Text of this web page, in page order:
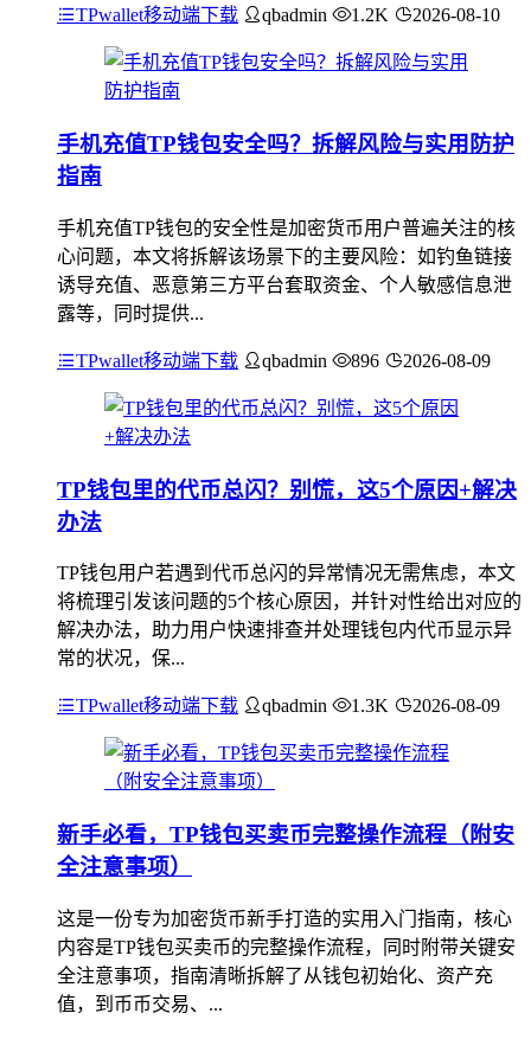
TPwallet移动端下载 qbadmin 1.2K 2026-08-10
手机充值TP钱包安全吗？拆解风险与实用防护
指南
手机充值TP钱包的安全性是加密货币用户普遍关注的核
心问题，本文将拆解该场景下的主要风险：如钓鱼链接
诱导充值、恶意第三方平台套取资金、个人敏感信息泄
露等，同时提供...
TPwallet移动端下载 qbadmin 896 2026-08-09
TP钱包里的代币总闪？别慌，这5个原因+解决
办法
TP钱包用户若遇到代币总闪的异常情况无需焦虑，本文
将梳理引发该问题的5个核心原因，并针对性给出对应的
解决办法，助力用户快速排查并处理钱包内代币显示异
常的状况，保...
TPwallet移动端下载 qbadmin 1.3K 2026-08-09
新手必看，TP钱包买卖币完整操作流程（附安
全注意事项）
这是一份专为加密货币新手打造的实用入门指南，核心
内容是TP钱包买卖币的完整操作流程，同时附带关键安
全注意事项，指南清晰拆解了从钱包初始化、资产充
值，到币币交易、...